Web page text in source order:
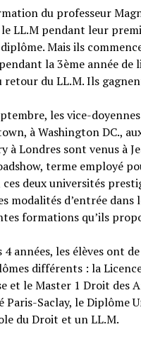
du professeur
LL.M pendant leur
Mais ils
la 3ème année de
retour du LL.M. Ils
les vice-
à Washington DC.,
à Londres sont venus à
terme employé
deux universités
modalités d’entrée dans
formations qu’ils
4 années, les élèves ont
différents : la
et le Master 1 Droit des
Paris-Saclay, le Diplôme
du Droit et un LL.M.